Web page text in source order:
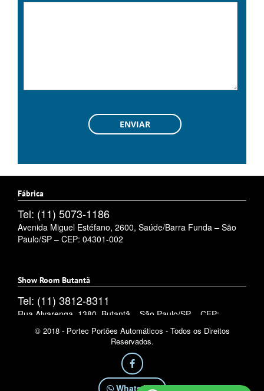
Fábrica
Tel: (11) 5073-1186
Avenida Miguel Estéfano, 2600, Saúde/Barra Funda – São
Paulo/SP – CEP: 04301-002
Show Room Butantã
Tel: (11) 3812-8311
Rua Alvarenga, 1380, Butantã – São Paulo/SP – CEP:
05509-002
© 2018 - Portec Portões Automáticos - Todos os Direitos
Reservados.
WhatsApp